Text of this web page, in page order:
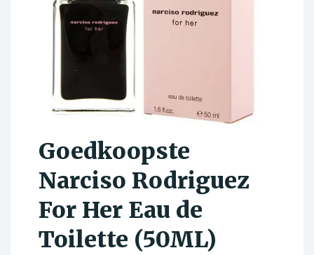
Goedkoopste
Narciso Rodriguez
For Her Eau de
Toilette (50ML)